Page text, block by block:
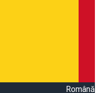
Română